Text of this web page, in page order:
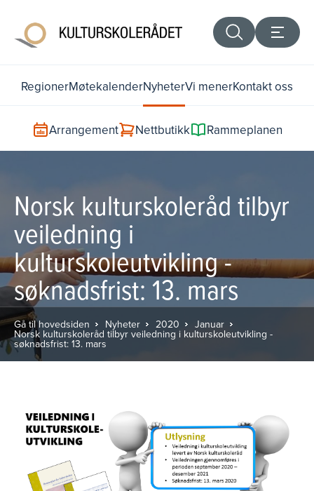
RegionerMøtekalenderNyheterVi menerKontakt oss
Arrangement Nettbutikk Rammeplanen
Norsk kulturskoleråd tilbyr
veiledning i
kulturskoleutvikling -
søknadsfrist: 13. mars
Gå til hovedsiden Nyheter 2020 Januar
Norsk kulturskoleråd tilbyr veiledning i kulturskoleutvikling -
søknadsfrist: 13. mars